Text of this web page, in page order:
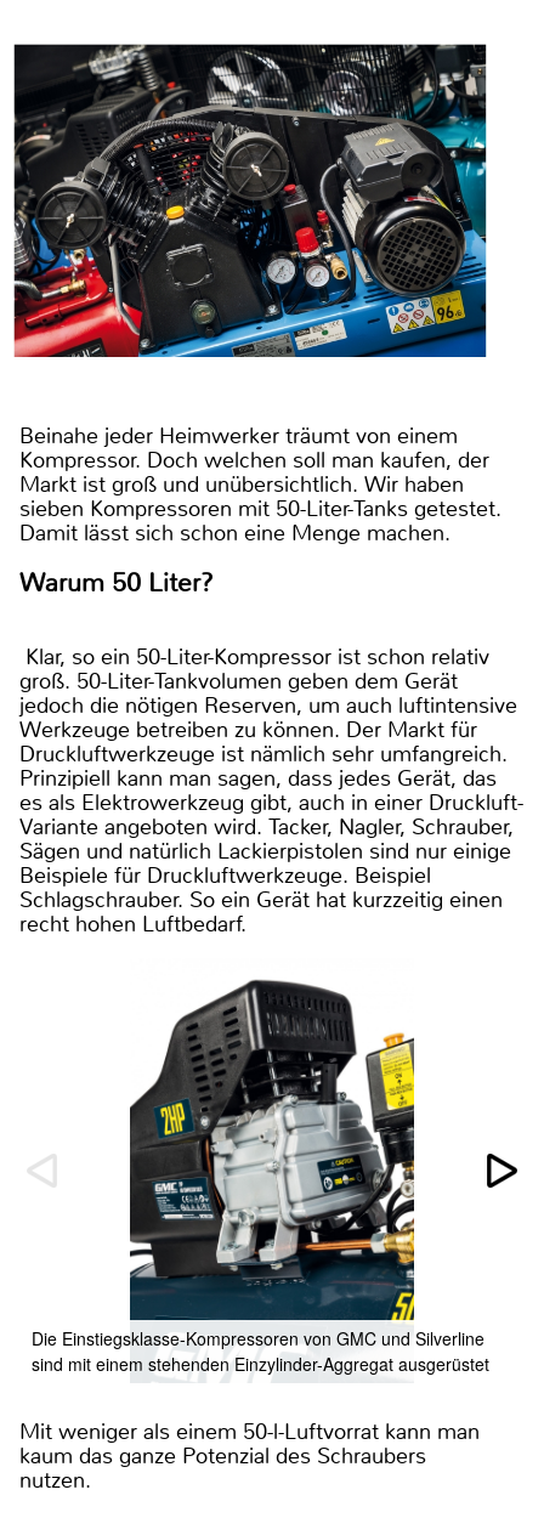
Beinahe jeder Heimwerker träumt von einem
Kompressor. Doch welchen soll man kaufen, der
Markt ist groß und unübersichtlich. Wir haben
sieben Kompressoren mit 50-Liter-Tanks getestet.
Damit lässt sich schon eine Menge machen.
Warum 50 Liter?
Klar, so ein 50-Liter-Kompressor ist schon relativ
groß. 50-Liter-Tankvolumen geben dem Gerät
jedoch die nötigen Reserven, um auch luftintensive
Werkzeuge betreiben zu können. Der Markt für
Druckluftwerkzeuge ist nämlich sehr umfangreich.
Prinzipiell kann man sagen, dass jedes Gerät, das
es als Elektrowerkzeug gibt, auch in einer Druckluft-
Variante angeboten wird. Tacker, Nagler, Schrauber,
Sägen und natürlich Lackierpistolen sind nur einige
Beispiele für Druckluftwerkzeuge. Beispiel
Schlagschrauber. So ein Gerät hat kurzzeitig einen
recht hohen Luftbedarf.
Die Einstiegsklasse-Kompressoren von GMC und Silverline
sind mit einem stehenden Einzylinder-Aggregat ausgerüstet
Mit weniger als einem 50-l-Luftvorrat kann man
kaum das ganze Potenzial des Schraubers
nutzen.